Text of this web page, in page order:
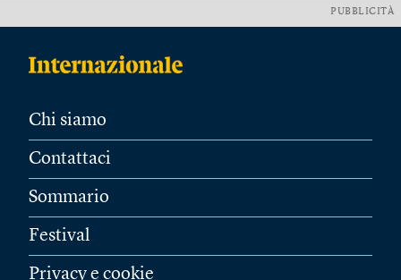
PUBBLICITÀ
Chi siamo
Contattaci
Sommario
Festival
Privacy e cookie